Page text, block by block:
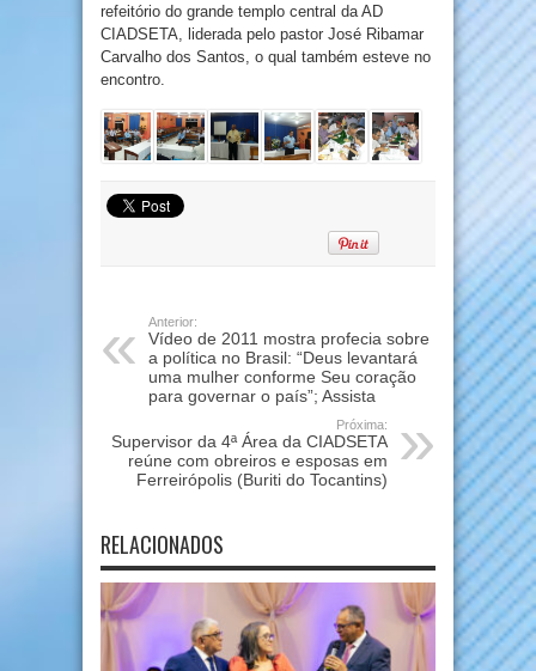
refeitório do grande templo central da AD
CIADSETA, liderada pelo pastor José Ribamar
Carvalho dos Santos, o qual também esteve no
encontro.
Anterior:
Vídeo de 2011 mostra profecia sobre
a política no Brasil: “Deus levantará
uma mulher conforme Seu coração
para governar o país”; Assista
Próxima:
Supervisor da 4ª Área da CIADSETA
reúne com obreiros e esposas em
Ferreirópolis (Buriti do Tocantins)
RELACIONADOS